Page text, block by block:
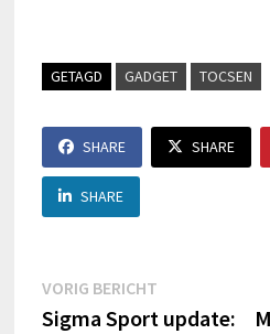
GETAGD GADGET TOCSEN
SHARE SHARE
SHARE
Berichtnavigatie
VORIG BERICHTVorig
bericht:
Sigma Sport update: